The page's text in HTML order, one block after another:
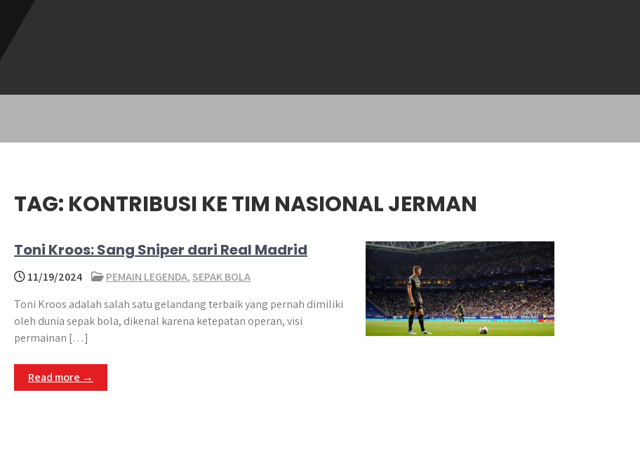
TAG: KONTRIBUSI KE TIM NASIONAL JERMAN
Toni Kroos: Sang Sniper dari Real Madrid
11/19/2024 PEMAIN LEGENDA, SEPAK BOLA
Toni Kroos adalah salah satu gelandang terbaik yang pernah dimiliki
oleh dunia sepak bola, dikenal karena ketepatan operan, visi
permainan […]
Read more →